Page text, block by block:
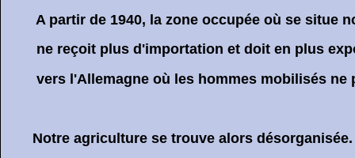
A partir de 1940, la zone occupée où se situe
ne reçoit plus d'importation et doit en plus
vers l'Allemagne où les hommes mobilisés ne
Notre agriculture se trouve alors désorganisée.